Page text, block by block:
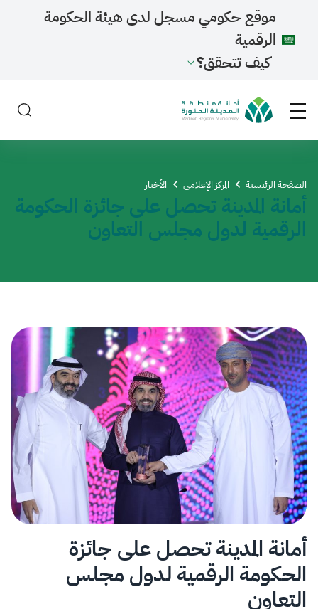
موقع حكومي مسجل لدى هيئة الحكومة
الرقمية
كيف تتحقق؟
الصفحة الرئيسية المركز الإعلامي الأخبار
أمانة المدينة تحصل على جائزة الحكومة
الرقمية لدول ⁧‫مجلس التعاون‬⁩
أمانة المدينة تحصل على جائزة
الحكومة الرقمية لدول ⁧‫مجلس
التعاون‬⁩